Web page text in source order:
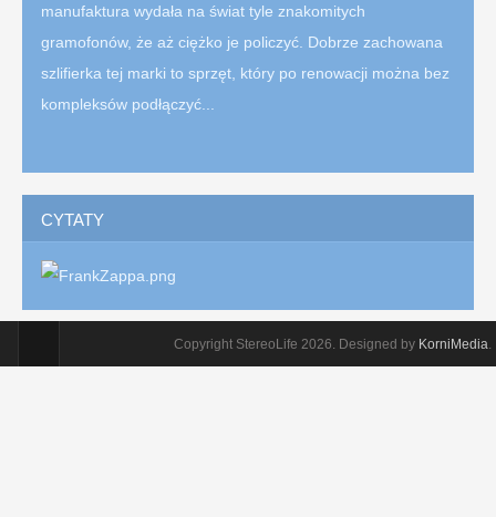
manufaktura wydała na świat tyle znakomitych
gramofonów, że aż ciężko je policzyć. Dobrze zachowana
szlifierka tej marki to sprzęt, który po renowacji można bez
kompleksów podłączyć...
CYTATY
Copyright StereoLife 2026. Designed by KorniMedia.